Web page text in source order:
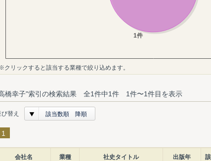
クリックすると該当する業種で絞り込めます。
橋幸子"索引の検索結果 全1件中1件 1件〜1件目を表示
び替え 該当数順 降順
1
会社名 業種 社史タイトル 出版年